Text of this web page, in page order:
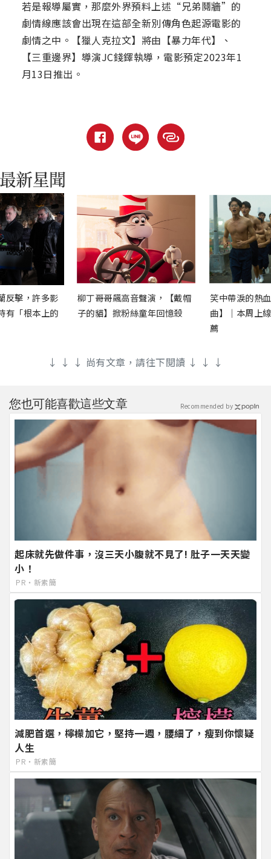
若是報導屬實，那麼外界預料上述“兄弟鬩牆”的
劇情線應該會出現在這部全新別傳角色起源電影的
劇情之中。【獵人克拉文】將由【暴力年代】、
【三重邊界】導演JC錢鐸執導，電影預定2023年1
月13日推出。
反擊，許多影
有「根本上的
柳丁哥哥飆高音聲演，【戴帽
子的貓】掀粉絲童年回憶殺
笑中帶淚的熱
曲】｜本周上
薦
↓ ↓ ↓ 尚有文章，請往下閱讀 ↓ ↓ ↓
您也可能喜歡這些文章
起床就先做件事，沒三天小腹就不見了! 肚子一天天變
小！
PR・新素簡
減肥首選，檸檬加它，堅持一週，腰細了，瘦到你懷疑
人生
PR・新素簡
Recommended by